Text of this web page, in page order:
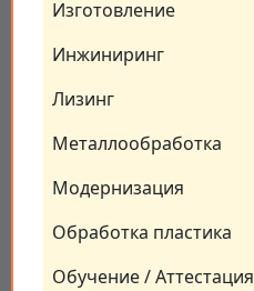
Изготовление
Инжиниринг
Лизинг
Металлообработка
Модернизация
Обработка пластика
Обучение / Аттестация